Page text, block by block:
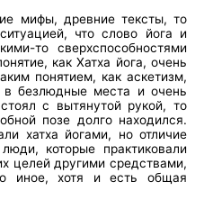
мифы, древние тексты, то
что слово йога и
то сверхспособностями
как Хатха йога, очень
понятием, как аскетизм,
в безлюдные места и очень
с вытянутой рукой, то
позе долго находился.
хатха йогами, но отличие
которые практиковали
целей другими средствами,
иное, хотя и есть общая